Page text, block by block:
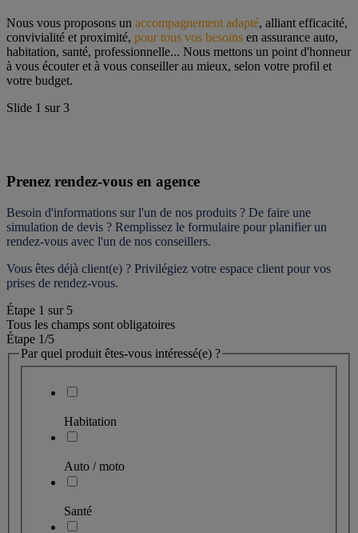
Nous vous proposons un accompagnement adapté, alliant efficacité,
convivialité et proximité, pour tous vos besoins en assurance auto,
habitation, santé, professionnelle... Nous mettons un point d'honneur
à vous écouter et à vous conseiller au mieux, selon votre profil et
votre budget.
Slide 1 sur3
Prenez rendez-vous en agence
Besoin d'informations sur l'un de nos produits ? De faire une
simulation de devis ? Remplissez le formulaire pour planifier un
rendez-vous avec l'un de nos conseillers.
Vous êtes déjà client(e) ? Privilégiez votre espace client pour vos
prises de rendez-vous.
Étape 1 sur 5
Tous les champs sont obligatoires
Étape 1/5
Par quel produit êtes-vous intéressé(e) ?
Habitation
Auto / moto
Santé